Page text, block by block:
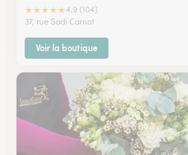
★★★★★4.9 (104)
37, rue Sadi Carnot
Voir la boutique